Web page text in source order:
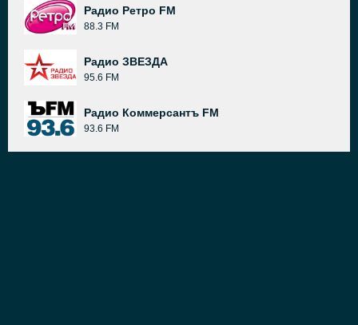
Радио Ретро FM
88.3 FM
Радио ЗВЕЗДА
95.6 FM
Радио Коммерсантъ FM
93.6 FM